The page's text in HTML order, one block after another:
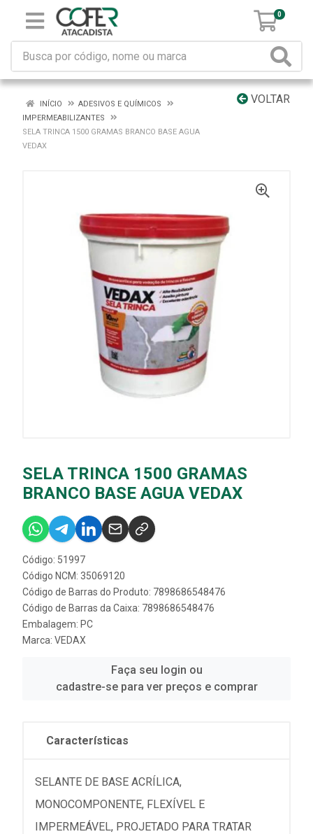
0
VOLTAR
INÍCIO
ADESIVOS E QUÍMICOS
IMPERMEABILIZANTES
SELA TRINCA 1500 GRAMAS BRANCO BASE AGUA
VEDAX
SELA TRINCA 1500 GRAMAS
BRANCO BASE AGUA VEDAX
Código: 51997
Código NCM: 35069120
Código de Barras do Produto: 7898686548476
Código de Barras da Caixa: 7898686548476
Embalagem: PC
Marca: VEDAX
Faça seu login ou
cadastre-se para ver preços e comprar
Características
SELANTE DE BASE ACRÍLICA,
MONOCOMPONENTE, FLEXÍVEL E
IMPERMEÁVEL, PROJETADO PARA TRATAR